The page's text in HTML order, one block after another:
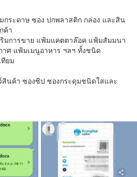
ระดาษ ซอง ปกพลาสติก กล่อง และสิน
ค้า
มการขาย แฟ้มแคตตาล๊อค แฟ้มสัมมนา
ศ แฟ้มเมนูอาหาร ฯลฯ ทั้งชนิด
ยม
นค้า ซองซิป ซองกระดุมชนิดใสและ